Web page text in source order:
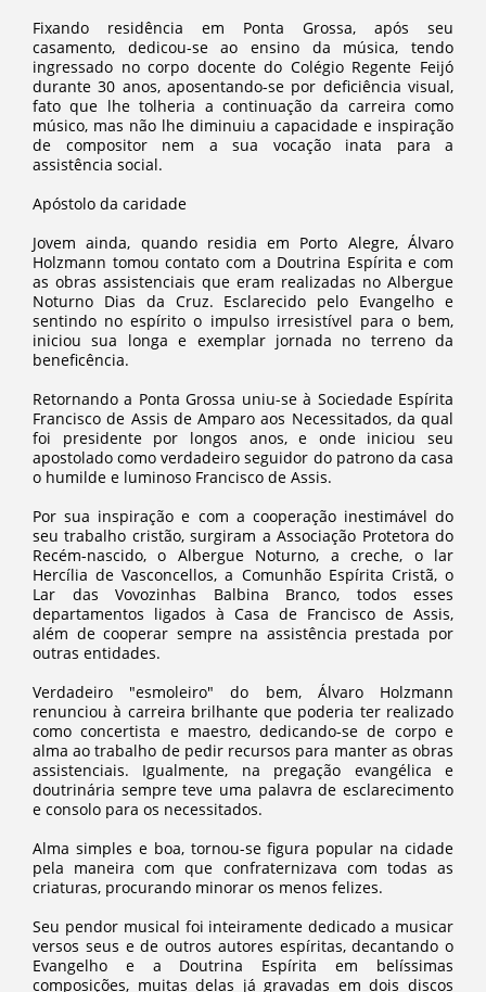
Fixando residência em Ponta Grossa, após seu
casamento, dedicou-se ao ensino da música, tendo
ingressado no corpo docente do Colégio Regente Feijó
durante 30 anos, aposentando-se por deficiência visual,
fato que lhe tolheria a continuação da carreira como
músico, mas não lhe diminuiu a capacidade e inspiração
de compositor nem a sua vocação inata para a
assistência social.
Apóstolo da caridade
Jovem ainda, quando residia em Porto Alegre, Álvaro
Holzmann tomou contato com a Doutrina Espírita e com
as obras assistenciais que eram realizadas no Albergue
Noturno Dias da Cruz. Esclarecido pelo Evangelho e
sentindo no espírito o impulso irresistível para o bem,
iniciou sua longa e exemplar jornada no terreno da
beneficência.
Retornando a Ponta Grossa uniu-se à Sociedade Espírita
Francisco de Assis de Amparo aos Necessitados, da qual
foi presidente por longos anos, e onde iniciou seu
apostolado como verdadeiro seguidor do patrono da casa
o humilde e luminoso Francisco de Assis.
Por sua inspiração e com a cooperação inestimável do
seu trabalho cristão, surgiram a Associação Protetora do
Recém-nascido, o Albergue Noturno, a creche, o lar
Hercília de Vasconcellos, a Comunhão Espírita Cristã, o
Lar das Vovozinhas Balbina Branco, todos esses
departamentos ligados à Casa de Francisco de Assis,
além de cooperar sempre na assistência prestada por
outras entidades.
Verdadeiro "esmoleiro" do bem, Álvaro Holzmann
renunciou à carreira brilhante que poderia ter realizado
como concertista e maestro, dedicando-se de corpo e
alma ao trabalho de pedir recursos para manter as obras
assistenciais. Igualmente, na pregação evangélica e
doutrinária sempre teve uma palavra de esclarecimento
e consolo para os necessitados.
Alma simples e boa, tornou-se figura popular na cidade
pela maneira com que confraternizava com todas as
criaturas, procurando minorar os menos felizes.
Seu pendor musical foi inteiramente dedicado a musicar
versos seus e de outros autores espíritas, decantando o
Evangelho e a Doutrina Espírita em belíssimas
composições, muitas delas já gravadas em dois discos